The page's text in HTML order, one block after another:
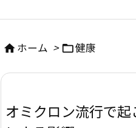
ホーム > 健康
オミクロン流行で